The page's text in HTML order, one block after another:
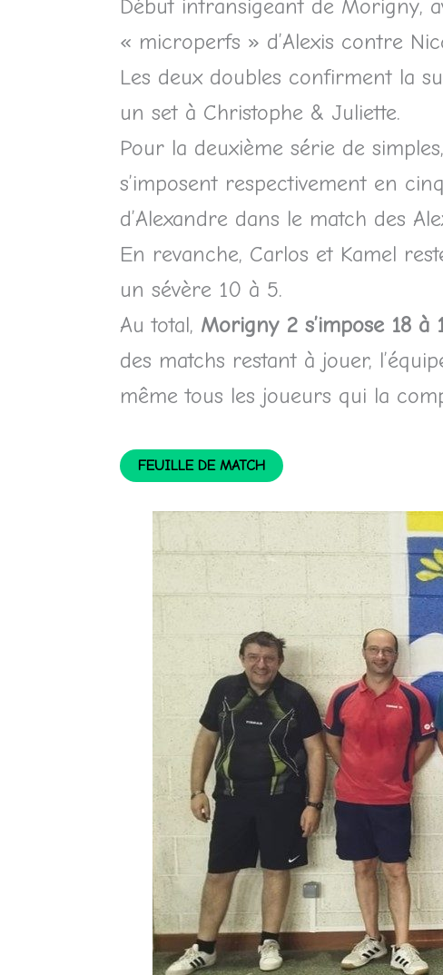
Début intransigeant de Morigny,
« microperfs » d’Alexis contre
Les deux doubles confirment la
un set à Christophe & Juliette.
Pour la deuxième série de
s’imposent respectivement en
d’Alexandre dans le match des
En revanche, Carlos et Kamel
un sévère 10 à 5.
Au total, Morigny 2 s’impose 18 à
des matchs restant à jouer,
même tous les joueurs qui la
FEUILLE DE MATCH